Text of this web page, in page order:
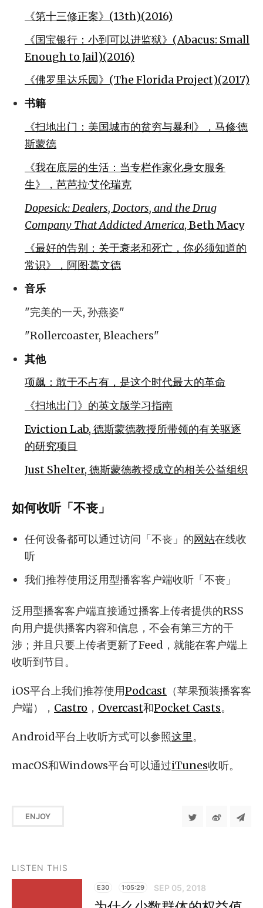
《第十三修正案》(13th)(2016)
《国宝银行：小到可以进监狱》(Abacus: Small
Enough to Jail)(2016)
《佛罗里达乐园》(The Florida Project)(2017)
书籍
《扫地出门：美国城市的贫穷与暴利》，马修·德
斯蒙德
《我在底层的生活：当专栏作家化身女服务
生》，芭芭拉·艾伦瑞克
Dopesick: Dealers, Doctors, and the Drug
Company That Addicted America, Beth Macy
《最好的告别：关于衰老和死亡，你必须知道的
常识》，阿图·葛文德
音乐
"完美的一天, 孙燕姿"
"Rollercoaster, Bleachers"
其他
项飙：敢于不占有，是这个时代最大的革命
《扫地出门》的英文版学习指南
Eviction Lab, 德斯蒙德教授所带领的有关驱逐
的研究项目
Just Shelter, 德斯蒙德教授成立的相关公益组织
如何收听「不丧」
任何设备都可以通过访问「不丧」的网站在线收
听
我们推荐使用泛用型播客客户端收听「不丧」
泛用型播客客户端直接通过播客上传者提供的RSS
向用户提供播客内容和信息，不会有第三方的干
涉；并且只要上传者更新了Feed，就能在客户端上
收听到节目。
iOS平台上我们推荐使用Podcast （苹果预装播客客
户端）， Castro ， Overcast和Pocket Casts。
Android平台上收听方式可以参照这里。
macOS和Windows平台可以通过iTunes收听。
ENJOY
LISTEN THIS
E30 1:05:29 SEP 05, 2018